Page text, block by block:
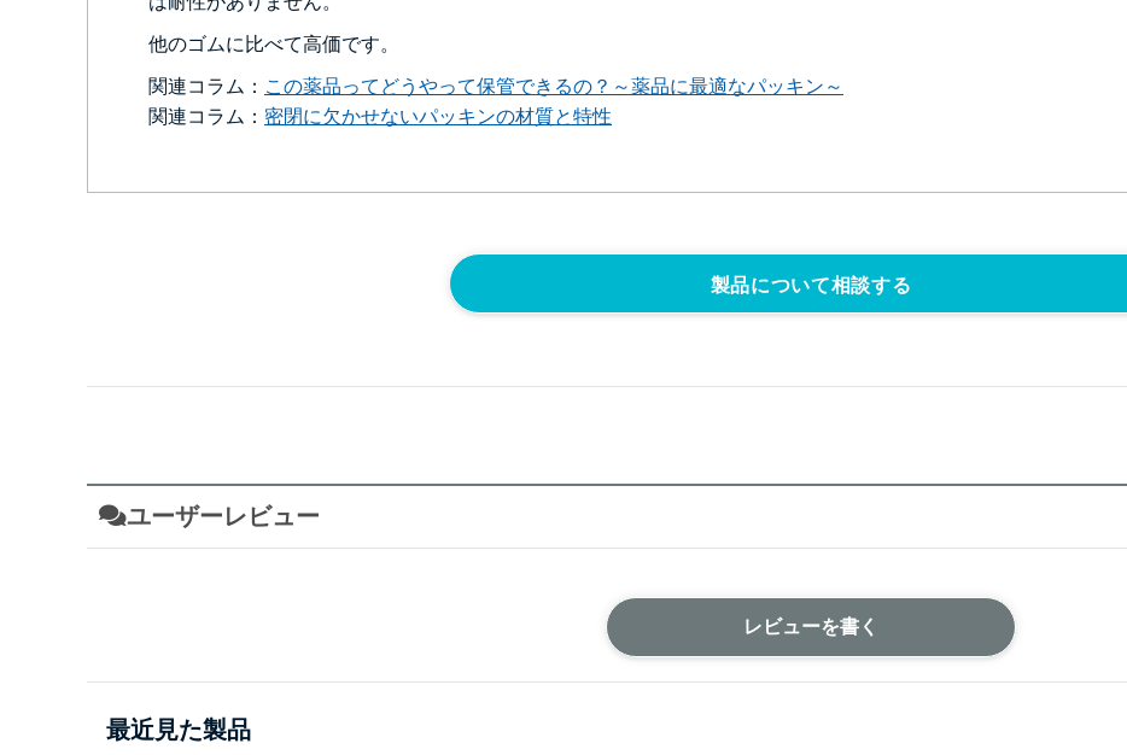
他のゴムに比べて高価です。
関連コラム： この薬品ってどうやって保管できるの？～薬品に最適なパッキン～
関連コラム： 密閉に欠かせないパッキンの材質と特性
製品について相談する
ユーザーレビュー
レビューを書く
最近見た製品